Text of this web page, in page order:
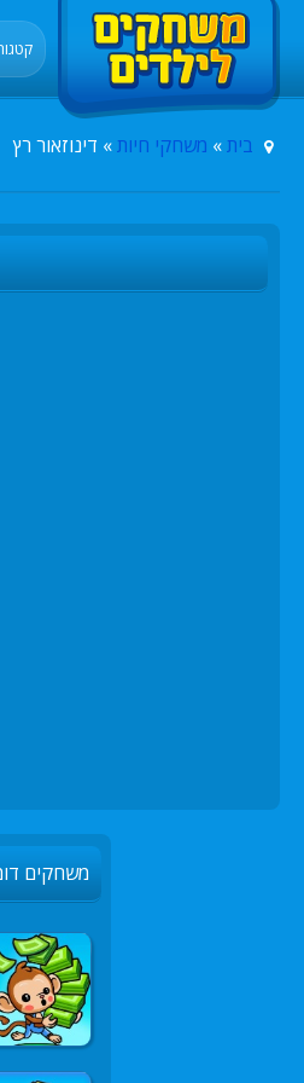
בית» משחקי חיות» דינוזאור רץ
משחקים